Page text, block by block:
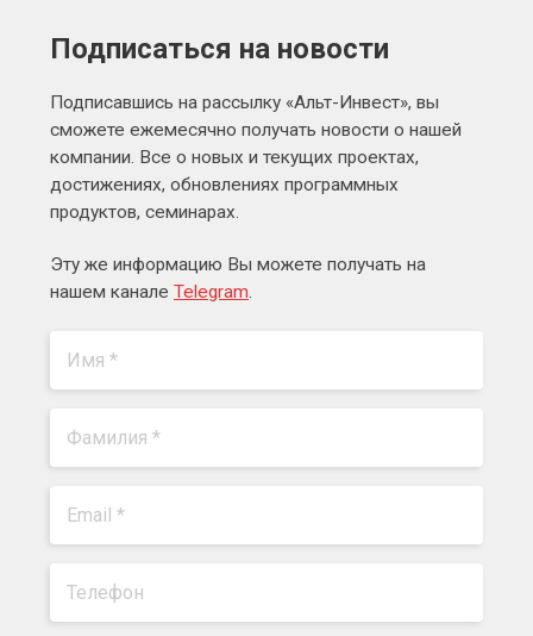
Подписаться на новости
Подписавшись на рассылку «Альт-Инвест», вы
сможете ежемесячно получать новости о нашей
компании. Все о новых и текущих проектах,
достижениях, обновлениях программных
продуктов, семинарах.
Эту же информацию Вы можете получать на
нашем канале Telegram.